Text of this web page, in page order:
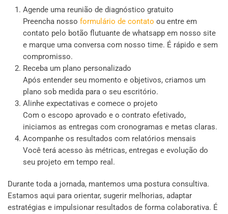
Agende uma reunião de diagnóstico gratuito
Preencha nosso formulário de contato ou entre em
contato pelo botão flutuante de whatsapp em nosso site
e marque uma conversa com nosso time. É rápido e sem
compromisso.
Receba um plano personalizado
Após entender seu momento e objetivos, criamos um
plano sob medida para o seu escritório.
Alinhe expectativas e comece o projeto
Com o escopo aprovado e o contrato efetivado,
iniciamos as entregas com cronogramas e metas claras.
Acompanhe os resultados com relatórios mensais
Você terá acesso às métricas, entregas e evolução do
seu projeto em tempo real.
Durante toda a jornada, mantemos uma postura consultiva.
Estamos aqui para orientar, sugerir melhorias, adaptar
estratégias e impulsionar resultados de forma colaborativa. É